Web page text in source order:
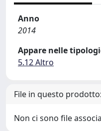
Anno
2014
Appare nelle
5.12 Altro
File in questo prodotto:
Non ci sono file